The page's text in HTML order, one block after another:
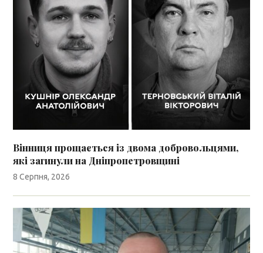
Вінниця прощається із двома добровольцями,
які загинули на Дніпропетровщині
8 Серпня, 2026